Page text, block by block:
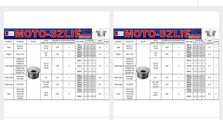
сертифікатом Гільдії автомобільних ремесел 1999 року в